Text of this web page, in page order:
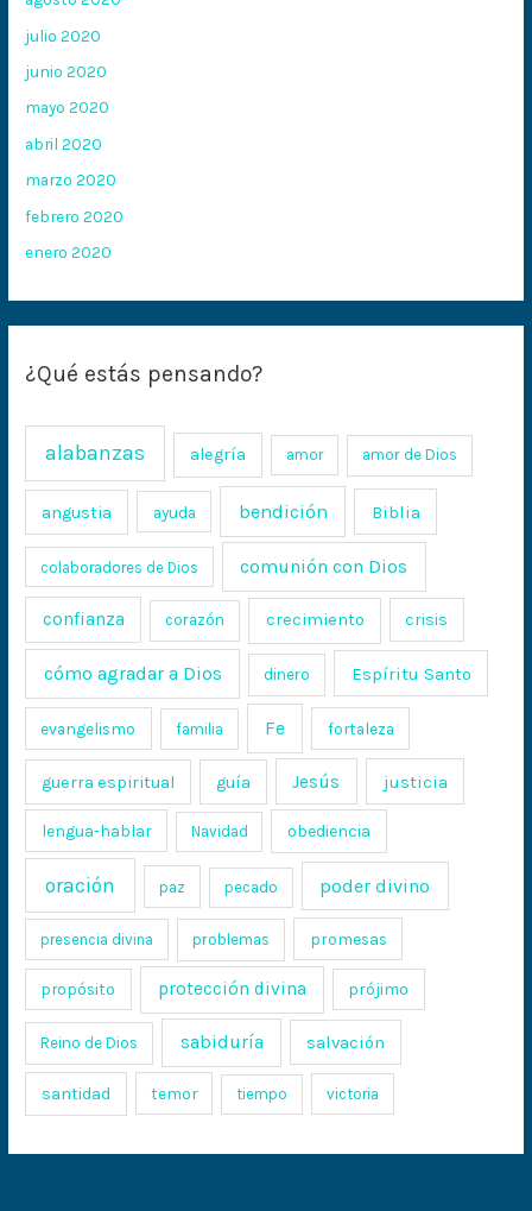
julio 2020
junio 2020
mayo 2020
abril 2020
marzo 2020
febrero 2020
enero 2020
¿Qué estás pensando?
alabanzas alegría amor amor de Dios
angustia ayuda bendición Biblia
colaboradores de Dios comunión con Dios
confianza corazón crecimiento crisis
cómo agradar a Dios dinero Espíritu Santo
evangelismo familia Fe fortaleza
guerra espiritual guía Jesús justicia
lengua-hablar Navidad obediencia
oración paz pecado poder divino
presencia divina problemas promesas
propósito protección divina prójimo
Reino de Dios sabiduría salvación
santidad temor tiempo victoria